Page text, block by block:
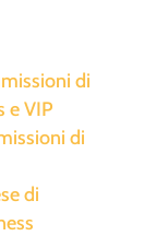
di
e VIP
di
di